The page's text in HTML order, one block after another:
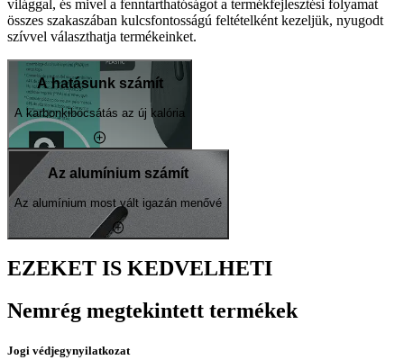
világgal, és mivel a fenntarthatóságot a termékfejlesztési folyamat
összes szakaszában kulcsfontosságú feltételként kezeljük, nyugodt
szívvel választhatja termékeinket.
A hatásunk számít
A karbonkibocsátás az új kalória
Az alumínium számít
Az alumínium most vált igazán menővé
EZEKET IS KEDVELHETI
Nemrég megtekintett termékek
Jogi védjegynyilatkozat